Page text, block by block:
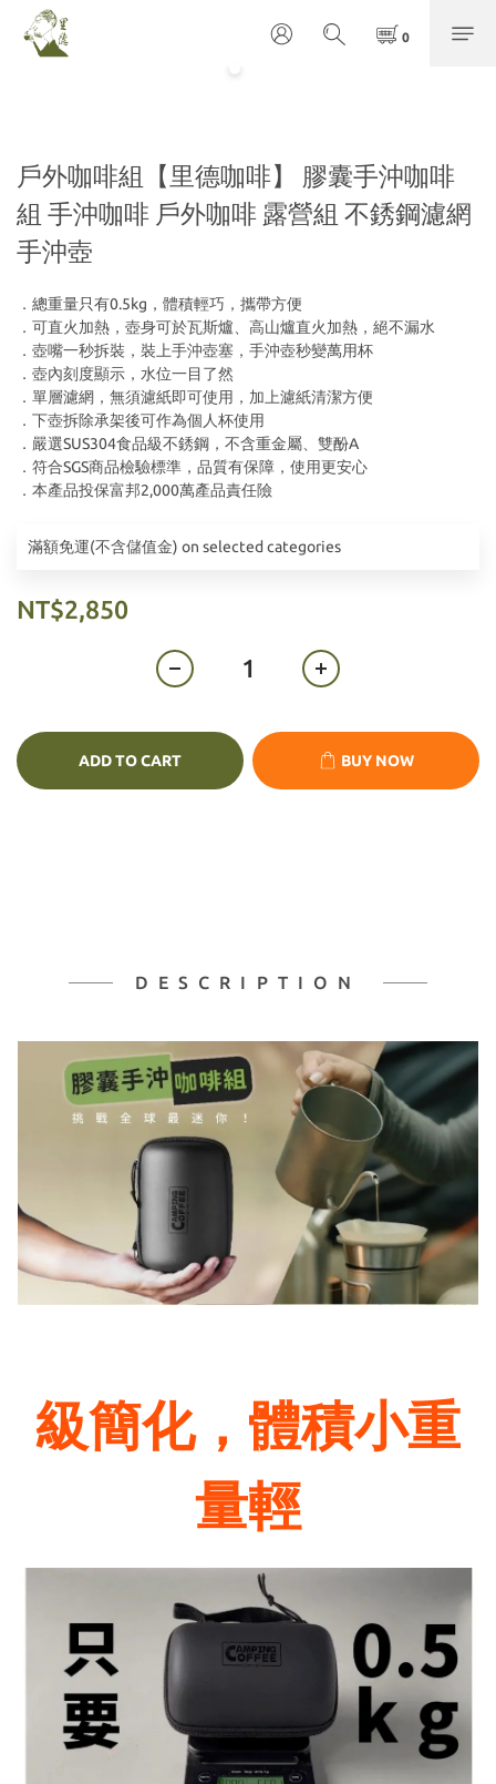
戶外咖啡組【里德咖啡】 膠囊手沖咖啡
組 手沖咖啡 戶外咖啡 露營組 不銹鋼濾網
手沖壺
．總重量只有0.5kg，體積輕巧，攜帶方便
．可直火加熱，壺身可於瓦斯爐、高山爐直火加熱，絕不漏水
．壺嘴一秒拆裝，裝上手沖壺塞，手沖壺秒變萬用杯
．壺內刻度顯示，水位一目了然
．單層濾網，無須濾紙即可使用，加上濾紙清潔方便
．下壺拆除承架後可作為個人杯使用
．嚴選SUS304食品級不銹鋼，不含重金屬、雙酚A
．符合SGS商品檢驗標準，品質有保障，使用更安心
．本產品投保富邦2,000萬產品責任險
滿額免運(不含儲值金) on selected categories
NT$2,850
ADD TO CART BUY NOW
DESCRIPTION
級簡化，體積小重
量輕